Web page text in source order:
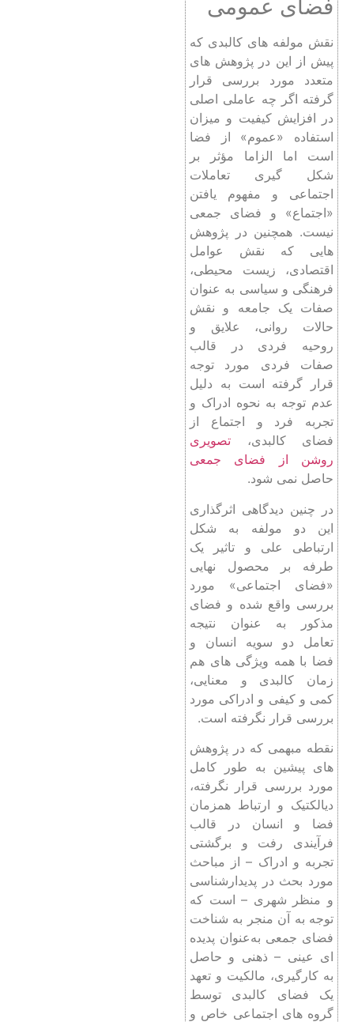
فضای عمومی
نقش مولفه‌ های کالبدی که
پیش از این در پژوهش‌ های
متعدد مورد بررسی قرار
گرفته اگر چه عاملی اصلی
در افزایش کیفیت و میزان
استفاده «عموم» از فضا
است اما الزاما مؤثر بر
شکل ‌گیری تعاملات
اجتماعی و مفهوم یافتن
«اجتماع» و فضای جمعی
نیست. همچنین در پژوهش
‌هایی که نقش عوامل
اقتصادی، زیست محیطی،
فرهنگی و سیاسی به ‌عنوان
صفات یک جامعه و نقش
حالات روانی، علایق و
روحیه فردی در قالب
صفات فردی مورد توجه
قرار گرفته است به دلیل
عدم توجه به نحوه ادراک و
تجربه فرد و اجتماع از
فضای کالبدی، تصویری
روشن از فضای جمعی
حاصل نمی ‌شود.
در چنین دیدگاهی اثرگذاری
این دو مولفه به شکل
ارتباطی علی و تاثیر یک
طرفه بر محصول نهایی
«فضای اجتماعی» مورد
بررسی واقع شده و فضای
مذکور به‌ عنوان نتیجه
تعامل دو سویه انسان و
فضا با همه ویژگی ‌های هم
‌زمان کالبدی و معنایی،
کمی و کیفی و ادراکی مورد
بررسی قرار نگرفته است.
نقطه مبهمی که در پژوهش‌
های پیشین به طور کامل
مورد بررسی قرار نگرفته،
دیالکتیک و ارتباط همزمان
فضا و انسان در قالب
فرآیندی رفت و برگشتی
تجربه و ادراک – از مباحث
مورد بحث در پدیدارشناسی
و منظر شهری – است که
توجه به آن منجر به شناخت
فضای جمعی به‌عنوان پدیده
‌ای عینی – ذهنی و حاصل
به‌ کارگیری، مالکیت و تعهد
یک فضای کالبدی توسط
گروه‌ های اجتماعی خاص و